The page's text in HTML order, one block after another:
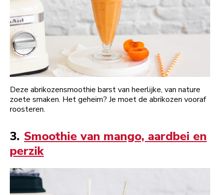
Deze abrikozensmoothie barst van heerlijke, van nature
zoete smaken. Het geheim? Je moet de abrikozen vooraf
roosteren.
3. Smoothie van mango, aardbei en
perzik